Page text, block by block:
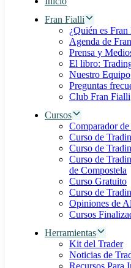
Fran Fialli
¿Quién es
Agenda de
Prensa y
El libro:
Nuestro Equipo
Preguntas
Club Fran Fialli
Cursos
Comparador
Curso de
Curso de
Curso de
de Compostela
Curso Gratuito
Curso de
Opiniones de
Cursos
Herramientas
Kit del Trader
Noticias de
Recursos Para